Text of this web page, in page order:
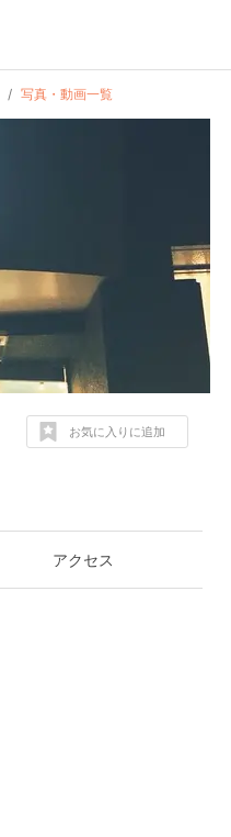
写真・動画一覧
お気に入りに追加
アクセス